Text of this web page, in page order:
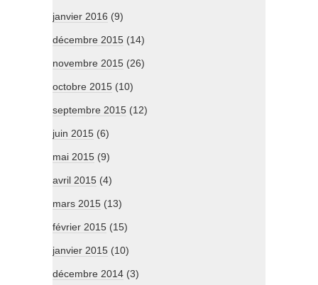
janvier 2016 (9)
décembre 2015 (14)
novembre 2015 (26)
octobre 2015 (10)
septembre 2015 (12)
juin 2015 (6)
mai 2015 (9)
avril 2015 (4)
mars 2015 (13)
février 2015 (15)
janvier 2015 (10)
décembre 2014 (3)